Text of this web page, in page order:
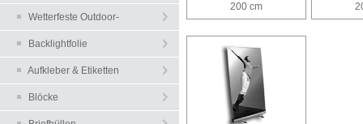
Wetterfeste Outdoor-
PlakateBacklightfolie
Leuchtkastenfolien
Aufkleber & Etiketten
Blöcke
200 cm